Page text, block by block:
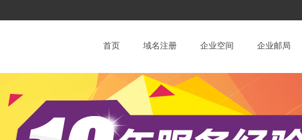
首页 域名注册 企业空间 企业邮局